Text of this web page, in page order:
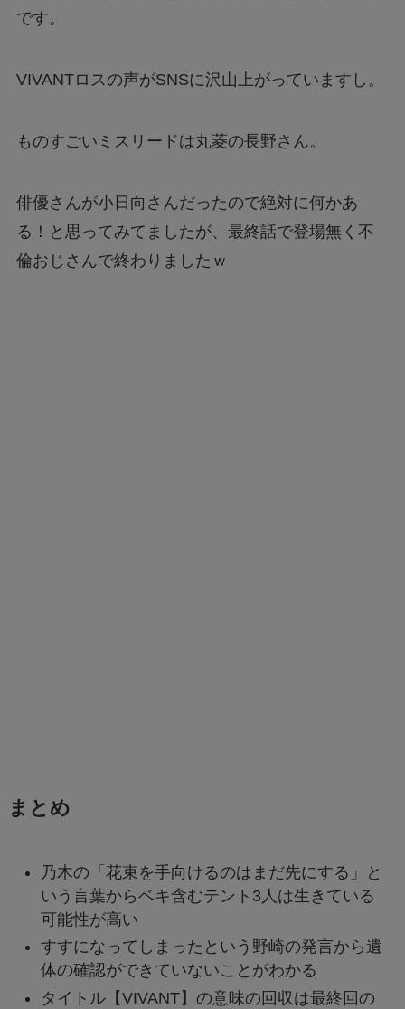
です。
VIVANTロスの声がSNSに沢山上がっていますし。
ものすごいミスリードは丸菱の長野さん。
俳優さんが小日向さんだったので絶対に何かあ
る！と思ってみてましたが、最終話で登場無く不
倫おじさんで終わりましたｗ
まとめ
乃木の「花束を手向けるのはまだ先にする」と
いう言葉からベキ含むテント3人は生きている
可能性が高い
すすになってしまったという野崎の発言から遺
体の確認ができていないことがわかる
タイトル【VIVANT】の意味の回収は最終回の